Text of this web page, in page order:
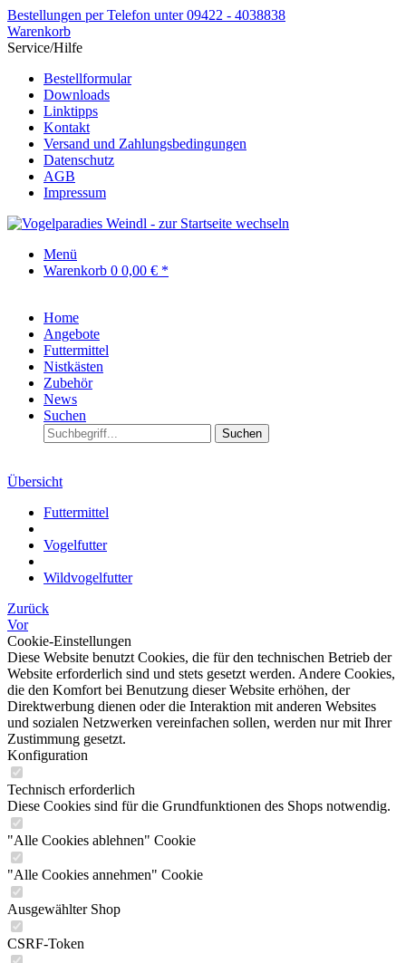
Bestellungen per Telefon unter 09422 - 4038838
Warenkorb
Service/Hilfe
Bestellformular
Downloads
Linktipps
Kontakt
Versand und Zahlungsbedingungen
Datenschutz
AGB
Impressum
Menü
Warenkorb 0 0,00 € *
Home
Angebote
Futtermittel
Nistkästen
Zubehör
News
Suchen
Suchen
Übersicht
Futtermittel
Vogelfutter
Wildvogelfutter
Zurück
Vor
Cookie-Einstellungen
Diese Website benutzt Cookies, die für den technischen Betrieb der
Website erforderlich sind und stets gesetzt werden. Andere Cookies,
die den Komfort bei Benutzung dieser Website erhöhen, der
Direktwerbung dienen oder die Interaktion mit anderen Websites
und sozialen Netzwerken vereinfachen sollen, werden nur mit Ihrer
Zustimmung gesetzt.
Konfiguration
Technisch erforderlich
Diese Cookies sind für die Grundfunktionen des Shops notwendig.
"Alle Cookies ablehnen" Cookie
"Alle Cookies annehmen" Cookie
Ausgewählter Shop
CSRF-Token